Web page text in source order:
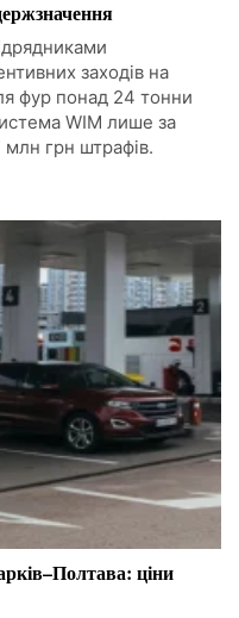
заходів на
фур понад 24 тонни
WIM лише за
грн штрафів.
ціни